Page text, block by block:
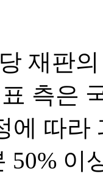
재판
측은
에 따라
50% 이